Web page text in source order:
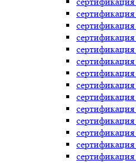
сертификация
сертификация
сертификация
сертификация
сертификация
сертификация
сертификация
сертификация
сертификация
сертификация
сертификация
сертификация
сертификация